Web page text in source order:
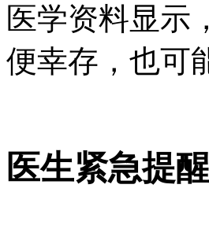
医学资料显示
便幸存，也可
医生紧急提